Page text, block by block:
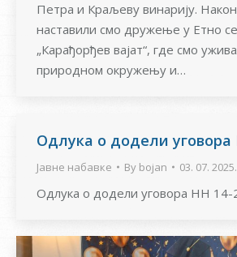
Петра и Краљеву винарију. Након
наставили смо дружење у Етно
„Карађорђев вајат“, где смо
природном окружењу и…
Одлукa о додели уговора
Јавне набавке By bojan 03. 07. 2025.
Одлукa о додели уговора НН 14-